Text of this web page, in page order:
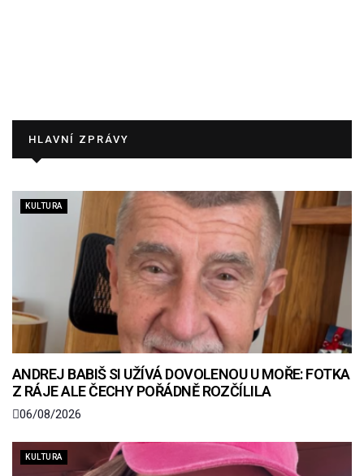
HLAVNÍ ZPRÁVY
KULTURA
ANDREJ BABIŠ SI UŽÍVÁ DOVOLENOU U MOŘE: FOTKA
Z RÁJE ALE ČECHY POŘÁDNĚ ROZČÍLILA
06/08/2026
KULTURA